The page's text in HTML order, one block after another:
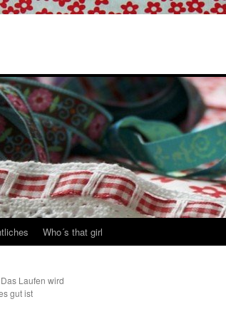
Who´s that girl
Das Laufen wird
gut ist